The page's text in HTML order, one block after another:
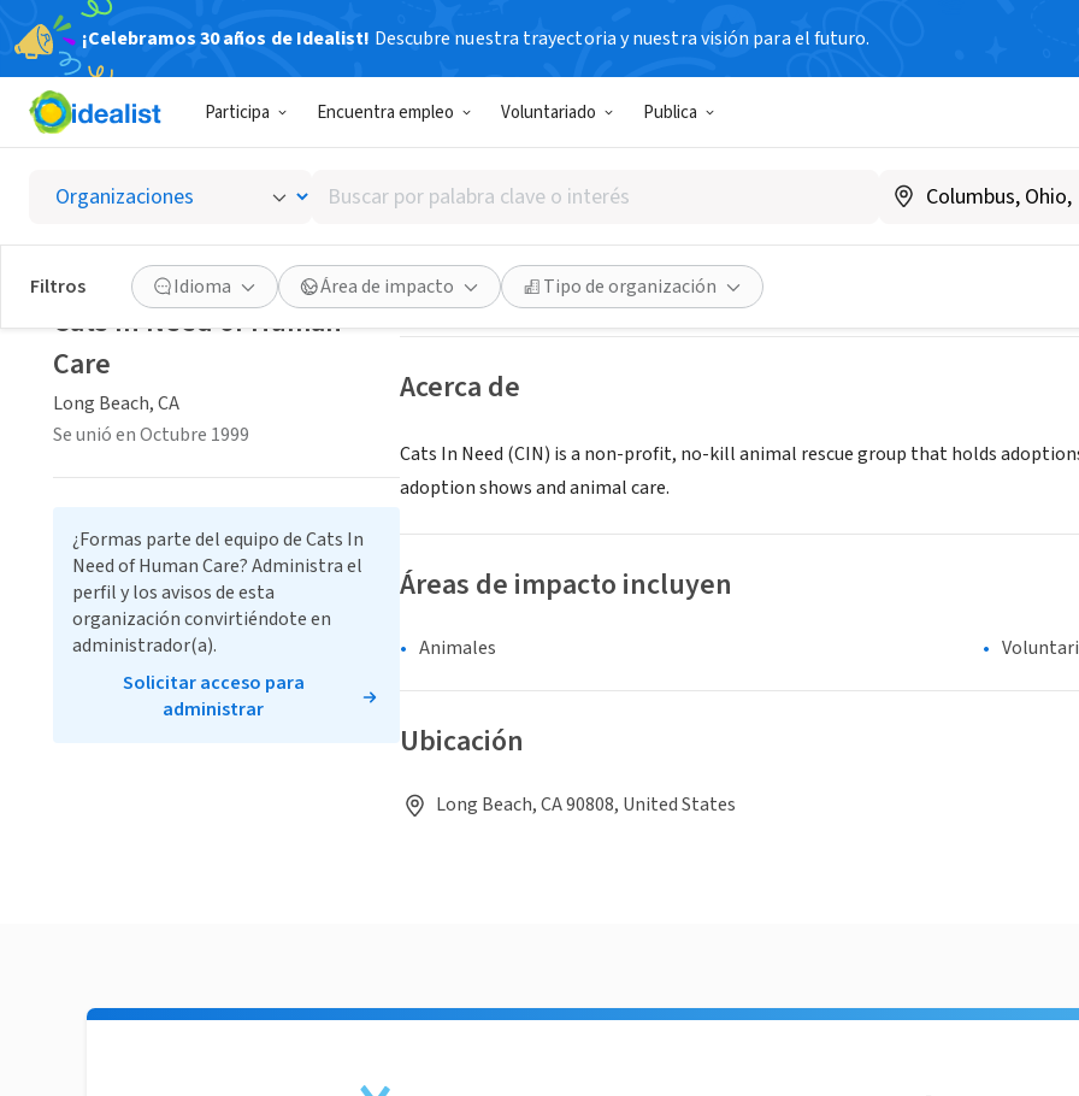
¡Celebramos 30 años de Idealist! Descubre nuestra trayectoria y nuestra visión para el futuro.
Participa Encuentra empleo Voluntariado Publica
Buscar
por
palabra
clave
o
interés
Filtros Idioma Área de impacto Tipo de organización
Cats In Need of Human Care
Long Beach, CA|www.catsinneed.com
Guardar Compartir
Acerca de
Cats In Need (CIN) is a non-profit, no-kill animal rescue group that holds
adoption shows and animal care.
Áreas de impacto incluyen
Animales
Ubicación
Long Beach, CA 90808, United States
Cats In Need of Human
Care
Long Beach, CA
Se unió en Octubre 1999
¿Formas parte del equipo de Cats In
Need of Human Care? Administra el
perfil y los avisos de esta
organización convirtiéndote en
administrador(a).
Solicitar acceso para
administrar